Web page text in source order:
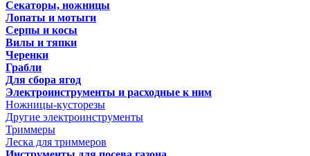
Секаторы, ножницы
Лопаты и мотыги
Серпы и косы
Вилы и тяпки
Черенки
Грабли
Для сбора ягод
Электроинструменты и расходные к ним
Ножницы-кусторезы
Другие электроинструменты
Триммеры
Леска для триммеров